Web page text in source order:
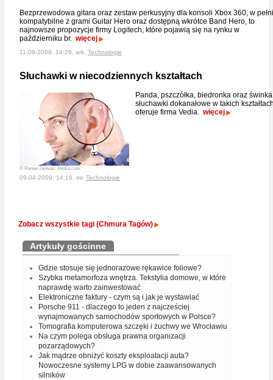
Bezprzewodowa gitara oraz zestaw perkusyjny dla konsoli Xbox 360, w pełni
kompatybilne z grami Guitar Hero oraz dostępną wkrótce Band Hero, to
najnowsze propozycje firmy Logitech, które pojawią się na rynku w
październiku br. więcej
11-09-2009, 14:26, ark, Technologie
Słuchawki w niecodziennych kształtach
© Renee Jansoa - fotolia.com
Panda, pszczółka, biedronka oraz
słuchawki dokanałowe w takich
oferuje firma Vedia. więcej
09-04-2009, 14:16, mr, Technologie
Zobacz wszystkie tagi (Chmura Tagów)
Artykuły gościnne
Gdzie stosuje się jednorazowe rękawice foliowe?
Szybka metamorfoza wnętrza. Tekstylia domowe, w które
naprawdę warto zainwestować
Elektroniczne faktury - czym są i jak je wystawiać
Porsche 911 - dlaczego to jeden z najcześciej
wynajmowanych samochodów sportowych w Polsce?
Tomografia komputerowa szczęki i żuchwy we Wrocławiu
Na czym polega obsługa prawna organizacji
pozarządowych?
Jak mądrze obniżyć koszty eksploatacji auta?
Nowoczesne systemy LPG w dobie zaawansowanych
silników